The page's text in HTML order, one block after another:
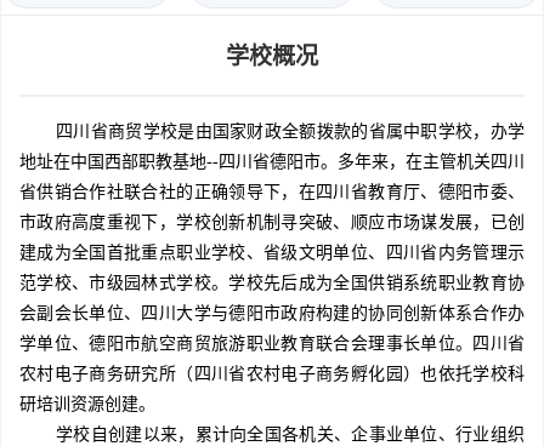
学校概况
四川省商贸学校是由国家财政全额拨款的省属中职学校，办学
地址在中国西部职教基地--四川省德阳市。多年来，在主管机关四川
省供销合作社联合社的正确领导下，在四川省教育厅、德阳市委、
市政府高度重视下，学校创新机制寻突破、顺应市场谋发展，已创
建成为全国首批重点职业学校、省级文明单位、四川省内务管理示
范学校、市级园林式学校。学校先后成为全国供销系统职业教育协
会副会长单位、四川大学与德阳市政府构建的协同创新体系合作办
学单位、德阳市航空商贸旅游职业教育联合会理事长单位。四川省
农村电子商务研究所（四川省农村电子商务孵化园）也依托学校科
研培训资源创建。
学校自创建以来，累计向全国各机关、企事业单位、行业组织